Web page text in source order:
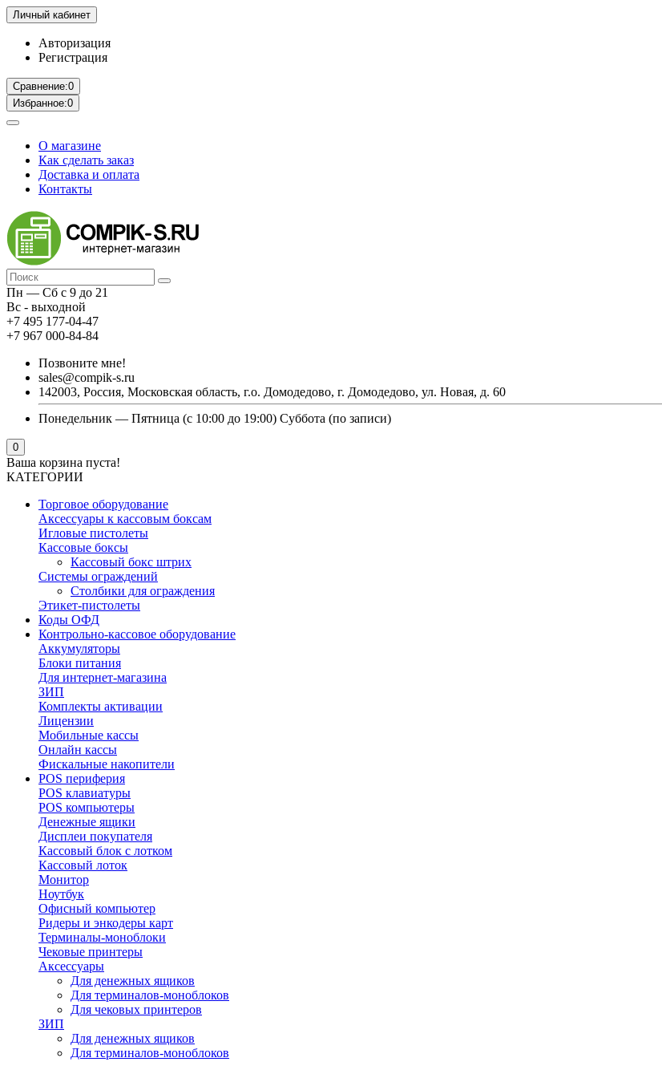
Личный кабинет
Авторизация
Регистрация
Сравнение:0
Избранное:0
О магазине
Как сделать заказ
Доставка и оплата
Контакты
Пн — Сб с 9 до 21
Вс - выходной
+7 495 177-04-47
+7 967 000-84-84
Позвоните мне!
sales@compik-s.ru
142003, Россия, Московская область, г.о. Домодедово, г. Домодедово, ул. Новая, д. 60
Понедельник — Пятница (с 10:00 до 19:00) Суббота (по записи)
0
Ваша корзина пуста!
КАТЕГОРИИ
Торговое оборудование
Аксессуары к кассовым боксам
Игловые пистолеты
Кассовые боксы
Кассовый бокс штрих
Системы ограждений
Столбики для ограждения
Этикет-пистолеты
Коды ОФД
Контрольно-кассовое оборудование
Аккумуляторы
Блоки питания
Для интернет-магазина
ЗИП
Комплекты активации
Лицензии
Мобильные кассы
Онлайн кассы
Фискальные накопители
POS периферия
POS клавиатуры
POS компьютеры
Денежные ящики
Дисплеи покупателя
Кассовый блок с лотком
Кассовый лоток
Монитор
Ноутбук
Офисный компьютер
Ридеры и энкодеры карт
Терминалы-моноблоки
Чековые принтеры
Аксессуары
Для денежных ящиков
Для терминалов-моноблоков
Для чековых принтеров
ЗИП
Для денежных ящиков
Для терминалов-моноблоков